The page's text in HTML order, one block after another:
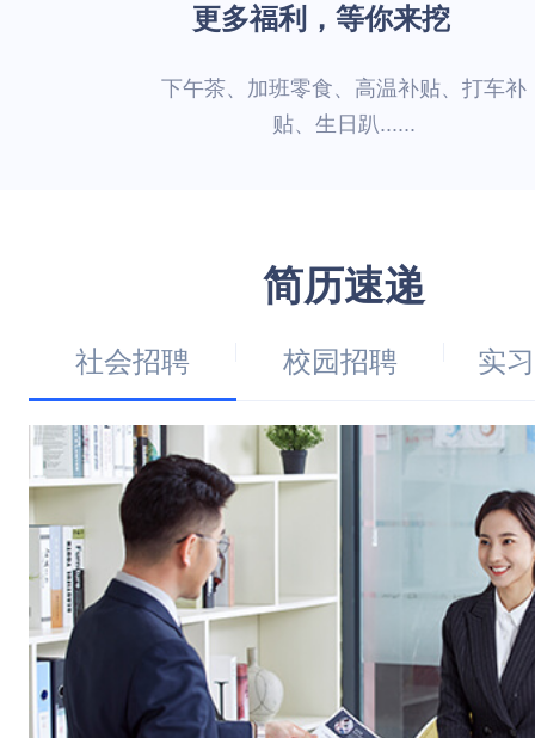
更多福利，等你来挖
下午茶、加班零食、高温补贴、打车补
贴、生日趴......
简历速递
社会招聘 校园招聘 实